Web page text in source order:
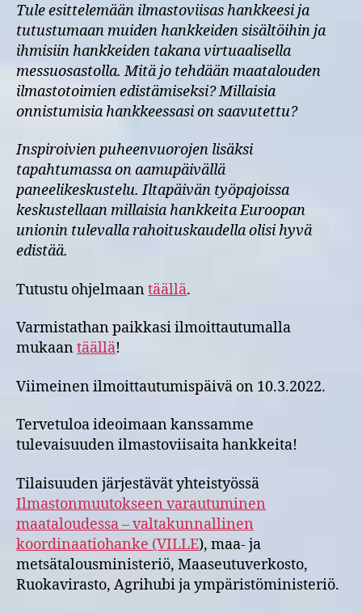
Tule esittelemään ilmastoviisas hankkeesi ja
tutustumaan muiden hankkeiden sisältöihin ja
ihmisiin hankkeiden takana virtuaalisella
messuosastolla. Mitä jo tehdään maatalouden
ilmastotoimien edistämiseksi? Millaisia
onnistumisia hankkeessasi on saavutettu?
Inspiroivien puheenvuorojen lisäksi
tapahtumassa on aamupäivällä
paneelikeskustelu. Iltapäivän työpajoissa
keskustellaan millaisia hankkeita Euroopan
unionin tulevalla rahoituskaudella olisi hyvä
edistää.
Tutustu ohjelmaantäällä.
Varmistathan paikkasi ilmoittautumalla
mukaantäällä!
Viimeinen ilmoittautumispäivä on 10.3.2022.
Tervetuloa ideoimaan kanssamme
tulevaisuuden ilmastoviisaita hankkeita!
Tilaisuuden järjestävät yhteistyössä
Ilmastonmuutokseen varautuminen
maataloudessa – valtakunnallinen
koordinaatiohanke (VILLE), maa- ja
metsätalousministeriö, Maaseutuverkosto,
Ruokavirasto, Agrihubi ja ympäristöministeriö.